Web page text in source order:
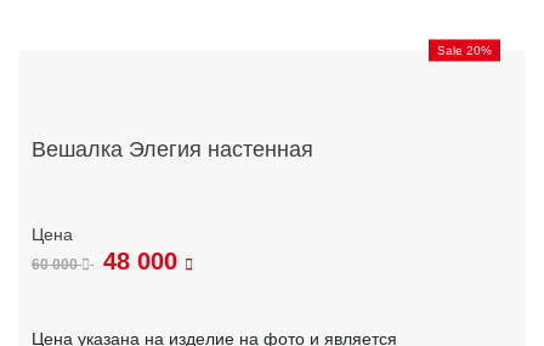
Sale 20%
Вешалка Элегия настенная
60 000 48 000
Цена указана на изделие на фото и является